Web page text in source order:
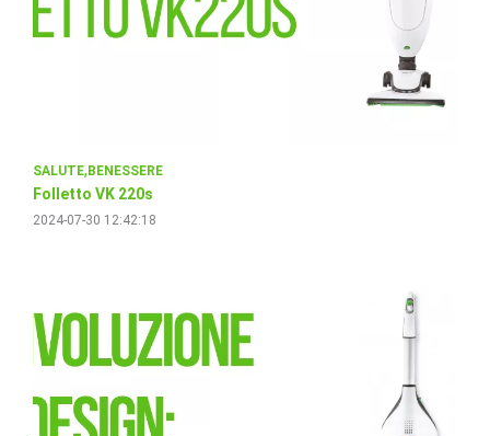
SALUTE BENESSERE
Folletto VK 220s
2024-07-30 12:42:18